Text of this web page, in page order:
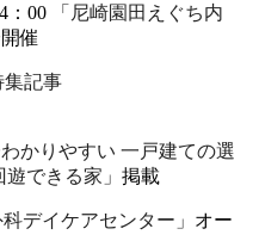
：00
「尼崎園田えぐち内
催
集記事
わかりやすい 一戸建ての選
遊できる家」 掲載
デイケアセンター」 オー